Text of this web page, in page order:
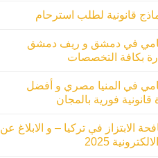
قانونية لطلب استرحام
في دمشق و ريف دمشق
بكافة التخصصات
في المنيا مصري و أفضل
قانونية فورية بالمجان
الابتزاز في تركيا – و الابلاغ عن
2025